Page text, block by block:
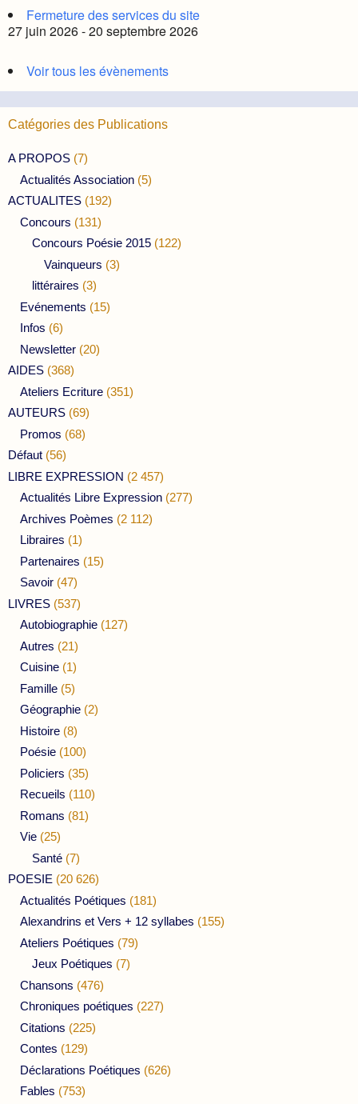
Fermeture des services du site
27 juin 2026 - 20 septembre 2026
Voir tous les évènements
Catégories des Publications
A PROPOS (7)
Actualités Association (5)
ACTUALITES (192)
Concours (131)
Concours Poésie 2015 (122)
Vainqueurs (3)
littéraires (3)
Evénements (15)
Infos (6)
Newsletter (20)
AIDES (368)
Ateliers Ecriture (351)
AUTEURS (69)
Promos (68)
Défaut (56)
LIBRE EXPRESSION (2 457)
Actualités Libre Expression (277)
Archives Poèmes (2 112)
Libraires (1)
Partenaires (15)
Savoir (47)
LIVRES (537)
Autobiographie (127)
Autres (21)
Cuisine (1)
Famille (5)
Géographie (2)
Histoire (8)
Poésie (100)
Policiers (35)
Recueils (110)
Romans (81)
Vie (25)
Santé (7)
POESIE (20 626)
Actualités Poétiques (181)
Alexandrins et Vers + 12 syllabes (155)
Ateliers Poétiques (79)
Jeux Poétiques (7)
Chansons (476)
Chroniques poétiques (227)
Citations (225)
Contes (129)
Déclarations Poétiques (626)
Fables (753)